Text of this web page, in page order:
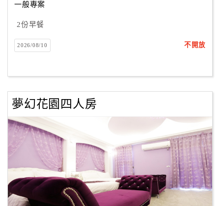
一般專案
2份早餐
2026/08/10 不開放
夢幻花園四人房